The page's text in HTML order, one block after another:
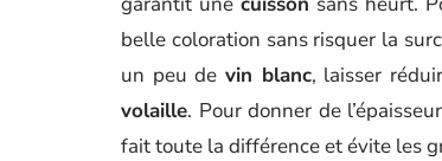
belle coloration sans risquer la
un peu de vin blanc, laisser
volaille. Pour donner de
fait toute la différence et évite les